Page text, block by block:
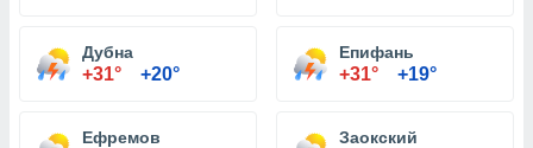
Дубна
+31° +20°
Епифань
+31° +19°
Ефремов Заокский